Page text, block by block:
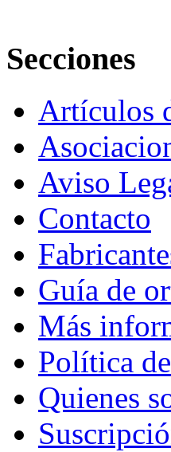
Secciones
Artículos
Aviso
Contacto
Guía de
Más
Política
Quienes